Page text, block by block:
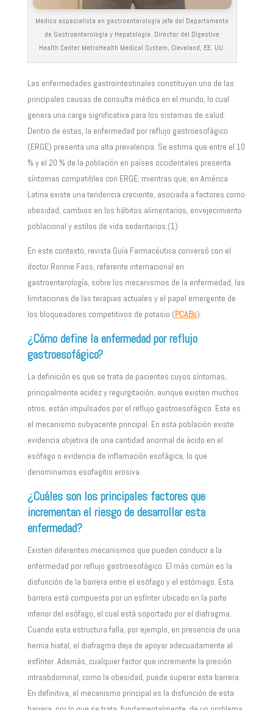
Médico especialista en gastroenterología jefe del Departamento
de Gastroenterología y Hepatología. Director del Digestive
Health Center MetroHealth Medical System, Cleveland, EE. UU.
Las enfermedades gastrointestinales constituyen una de las
principales causas de consulta médica en el mundo, lo cual
genera una carga significativa para los sistemas de salud.
Dentro de estas, la enfermedad por reflujo gastroesofágico
(ERGE) presenta una alta prevalencia. Se estima que entre el 10
% y el 20 % de la población en países occidentales presenta
síntomas compatibles con ERGE; mientras que, en América
Latina existe una tendencia creciente, asociada a factores como
obesidad, cambios en los hábitos alimentarios, envejecimiento
poblacional y estilos de vida sedentarios.(1)
En este contexto, revista Guía Farmacéutica conversó con el
doctor Ronnie Fass, referente internacional en
gastroenterología, sobre los mecanismos de la enfermedad, las
limitaciones de las terapias actuales y el papel emergente de
los bloqueadores competitivos de potasio (PCABs).
¿Cómo define la enfermedad por reflujo
gastroesofágico?
La definición es que se trata de pacientes cuyos síntomas,
principalmente acidez y regurgitación, aunque existen muchos
otros, están impulsados por el reflujo gastroesofágico. Este es
el mecanismo subyacente principal. En esta población existe
evidencia objetiva de una cantidad anormal de ácido en el
esófago o evidencia de inflamación esofágica, lo que
denominamos esofagitis erosiva.
¿Cuáles son los principales factores que
incrementan el riesgo de desarrollar esta
enfermedad?
Existen diferentes mecanismos que pueden conducir a la
enfermedad por reflujo gastroesofágico. El más común es la
disfunción de la barrera entre el esófago y el estómago. Esta
barrera está compuesta por un esfínter ubicado en la parte
inferior del esófago, el cual está soportado por el diafragma.
Cuando esta estructura falla, por ejemplo, en presencia de una
hernia hiatal, el diafragma deja de apoyar adecuadamente al
esfínter. Además, cualquier factor que incremente la presión
intraabdominal, como la obesidad, puede superar esta barrera.
En definitiva, el mecanismo principal es la disfunción de esta